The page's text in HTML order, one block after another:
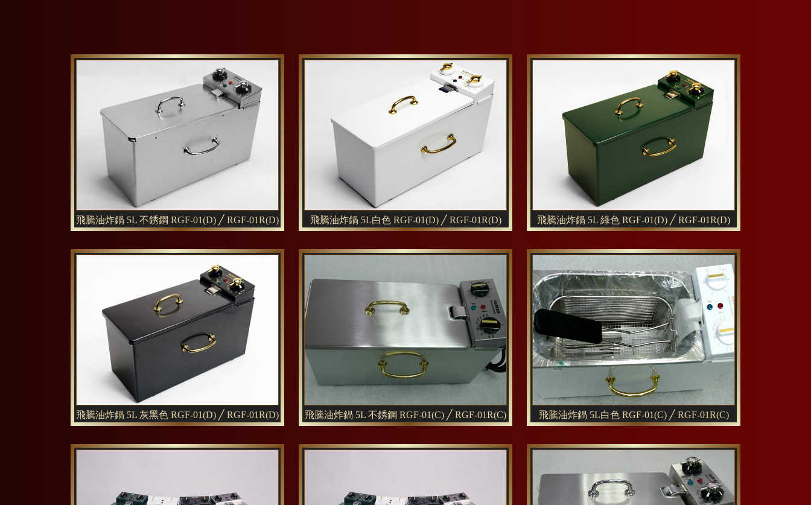
飛騰油炸鍋 5L 不銹鋼 RGF-01(D) ╱ RGF-01R(D) 飛騰油炸鍋 5L白色 RGF-01(D) ╱ RGF-01R(D) 飛騰油炸鍋 5L 綠色 RGF-01(D) ╱ RGF-01R(D)
飛騰油炸鍋 5L 灰黑色 RGF-01(D) ╱ RGF-01R(D) 飛騰油炸鍋 5L 不銹鋼 RGF-01(C) ╱ RGF-01R(C) 飛騰油炸鍋 5L白色 RGF-01(C) ╱ RGF-01R(C)